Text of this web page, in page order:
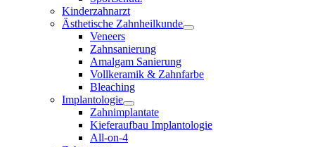
Kinderzahnarzt
Ästhetische Zahnheilkunde
Veneers
Zahnsanierung
Amalgam Sanierung
Vollkeramik & Zahnfarbe
Bleaching
Implantologie
Zahnimplantate
Kieferaufbau Implantologie
All-on-4